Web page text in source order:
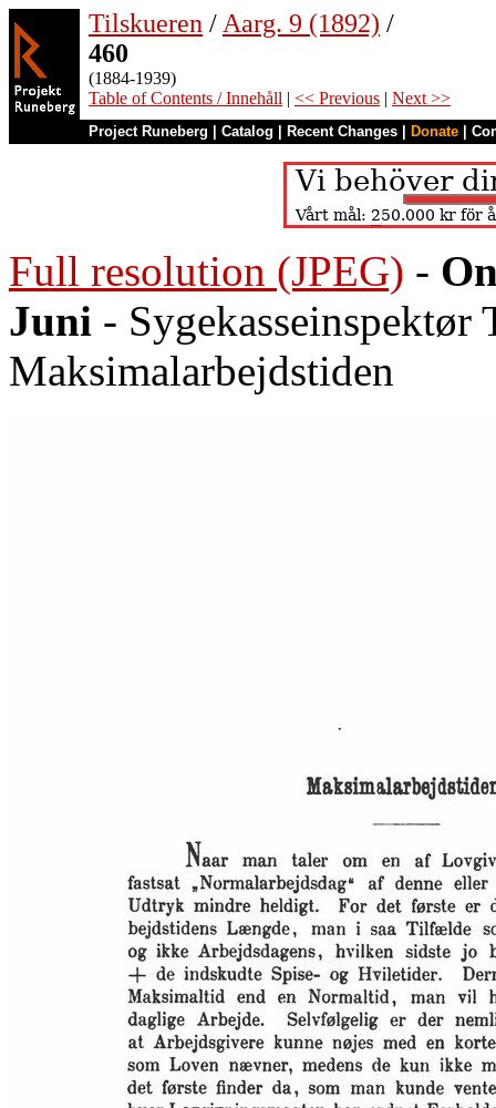
Tilskueren / Aarg. 9 (1892) /
460
(1884-1939)
Table of Contents / Innehåll | << Previous | Next >>
Project Runeberg Catalog Recent Changes Donate
Full resolution (JPEG) -
Juni - Sygekasseinspektør
Maksimalarbejdstiden